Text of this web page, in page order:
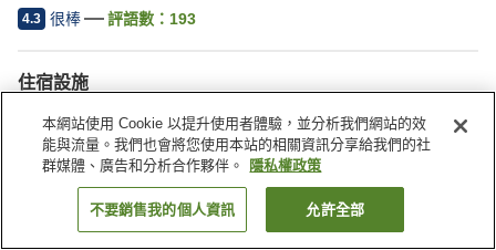
4.3 很棒 評語數： 193
住宿設施
停車場
Spa／美容沙龍
餐廳
休息室
找客房
本網站使用 Cookie 以提升使用者體驗，並分析我們網站的效
能與流量。我們也會將您使用本站的相關資訊分享給我們的社
群媒體、廣告和分析合作夥伴。
隱私權政策
不要銷售我的個人資訊 允許全部